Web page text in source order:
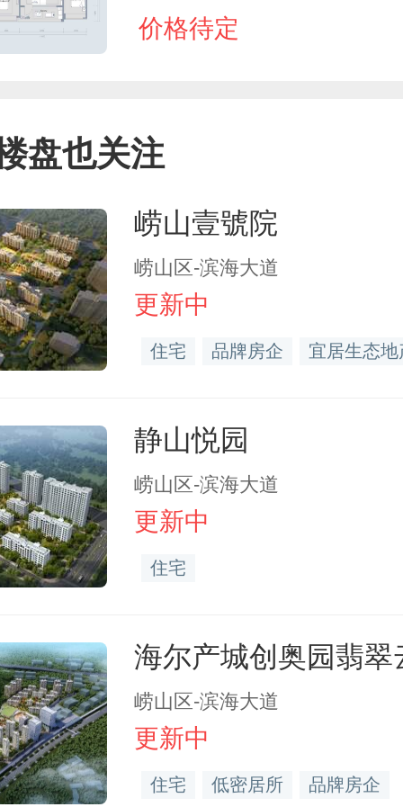
价格待定
盘也关注
崂山壹號院
崂山区-滨海大道
更新中
住宅 品牌房企 宜居生态地
静山悦园
崂山区-滨海大道
更新中
住宅
海尔产城创奥园翡翠
崂山区-滨海大道
更新中
住宅 低密居所 品牌房企